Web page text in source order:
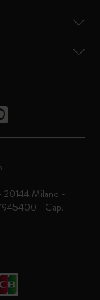
20144 Milano -
- Cap.